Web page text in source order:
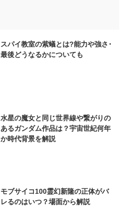
スパイ教室の紫蟻とは?能力や強さ･
最後どうなるかについても
水星の魔女と同じ世界線や繋がりの
あるガンダム作品は？宇宙世紀何年
か時代背景を解説
モブサイコ100霊幻新隆の正体がバ
レるのはいつ？場面から解説